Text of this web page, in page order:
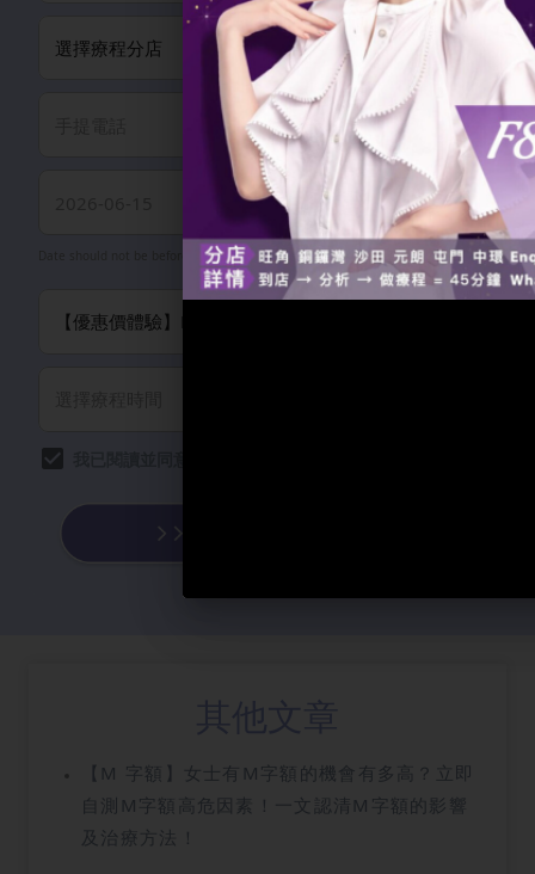
Date should not be before minimal date
【M 字額】女士有M字額的機會有多高？立即
自測M字額高危因素！一文認清M字額的影響
及治療方法！